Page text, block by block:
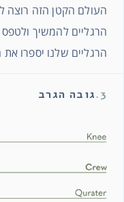
העולם הקטן הזה
הרגליים להמשיך
הרגליים שלנו יספרו את
3. גובה הגרב